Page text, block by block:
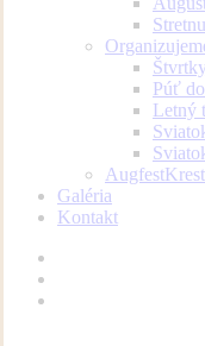
Púť
Letný
Augfest
Galéria
Kontakt